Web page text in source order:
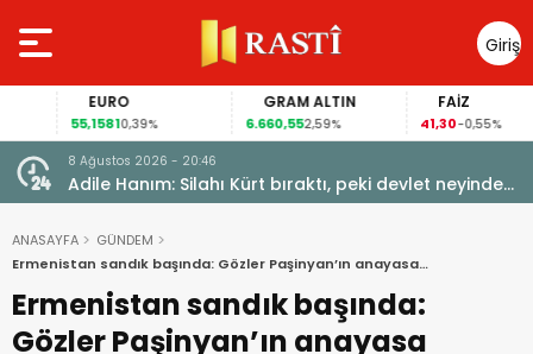
Giriş
Yap
EURO
55,15810,39%
GRAM ALTIN
6.660,552,59%
FAİZ
41,30-0,55%
8 Ağustos 2026 - 20:46
Adile Hanım: Silahı Kürt bıraktı, peki devlet neyinden
vazgeçti?
ANASAYFA
GÜNDEM
Ermenistan sandık başında: Gözler Paşinyan’ın anayasa
çoğunluğunda
Ermenistan sandık başında:
Gözler Paşinyan’ın anayasa